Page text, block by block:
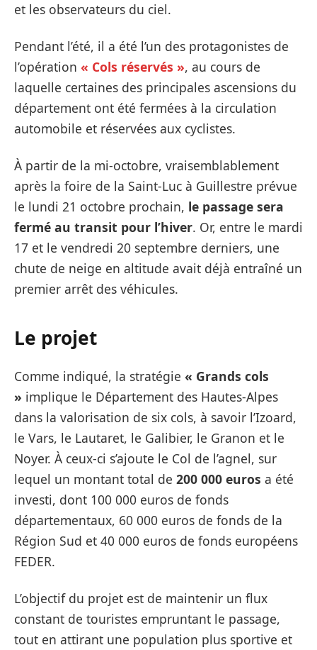
et les observateurs du ciel.
Pendant l’été, il a été l’un des protagonistes de
l’opération « Cols réservés », au cours de
laquelle certaines des principales ascensions du
département ont été fermées à la circulation
automobile et réservées aux cyclistes.
À partir de la mi-octobre, vraisemblablement
après la foire de la Saint-Luc à Guillestre prévue
le lundi 21 octobre prochain, le passage sera
fermé au transit pour l’hiver. Or, entre le mardi
17 et le vendredi 20 septembre derniers, une
chute de neige en altitude avait déjà entraîné un
premier arrêt des véhicules.
Le projet
Comme indiqué, la stratégie « Grands cols
» implique le Département des Hautes-Alpes
dans la valorisation de six cols, à savoir l’Izoard,
le Vars, le Lautaret, le Galibier, le Granon et le
Noyer. À ceux-ci s’ajoute le Col de l’agnel, sur
lequel un montant total de 200 000 euros a été
investi, dont 100 000 euros de fonds
départementaux, 60 000 euros de fonds de la
Région Sud et 40 000 euros de fonds européens
FEDER.
L’objectif du projet est de maintenir un flux
constant de touristes empruntant le passage,
tout en attirant une population plus sportive et